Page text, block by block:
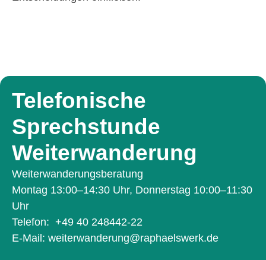
Telefonische
Sprechstunde
Weiterwander­ung
Weiterwanderungsberatung
Montag 13:00–14:30 Uhr, Donnerstag 10:00–11:30
Uhr
Telefon: +49 40 248442-22
E-Mail: weiterwanderung@raphaelswerk.de